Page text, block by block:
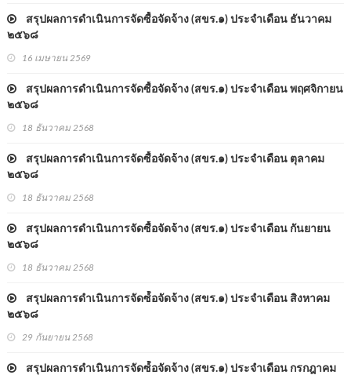
สรุปผลการดำเนินการจัดซื้อจัดจ้าง (สขร.๑) ประจำเดือน ธันวาคม
๒๕๖๘
16 เมษายน 2569
สรุปผลการดำเนินการจัดซื้อจัดจ้าง (สขร.๑) ประจำเดือน พฤศจิกายน
๒๕๖๘
18 ธันวาคม 2568
สรุปผลการดำเนินการจัดซื้อจัดจ้าง (สขร.๑) ประจำเดือน ตุลาคม
๒๕๖๘
18 ธันวาคม 2568
สรุปผลการดำเนินการจัดซื้อจัดจ้าง (สขร.๑) ประจำเดือน กันยายน
๒๕๖๘
18 ธันวาคม 2568
สรุปผลการดำเนินการจัดซ์้อจัดจ้าง (สขร.๑) ประจำเดือน สิงหาคม
๒๕๖๘
29 กันยายน 2568
สรุปผลการดำเนินการจัดซ์้อจัดจ้าง (สขร.๑) ประจำเดือน กรกฎาคม